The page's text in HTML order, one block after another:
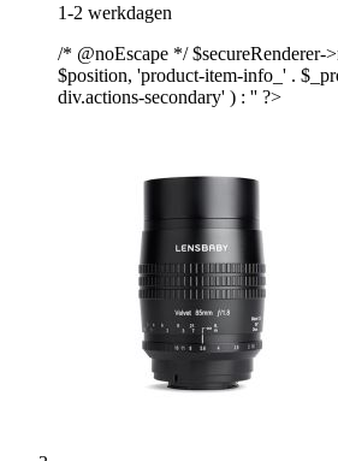
1-2 werkdagen
/* @noEscape */ $secureRenderer-
$position, 'product-item-info_' .
div.actions-secondary' ) : '' ?>